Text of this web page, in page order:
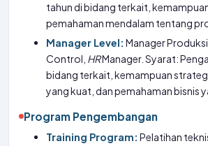
tahun di bidang terkait,
pemahaman mendalam tentang
Manager Level: Manager
Control, HRManager. Syarat:
bidang terkait, kemampuan
yang kuat, dan pemahaman bisnis
Program Pengembangan
Training Program: Pelatihan